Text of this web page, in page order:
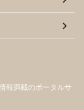
報満載のポータルサ